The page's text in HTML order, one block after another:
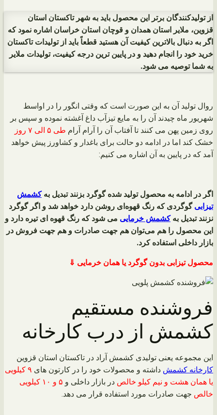
از تولیدکنندگان برتر این محصول باید به شهر تاکستان استان
قزوین، ملایر استان همدان و قوچان استان خراسان اشاره نمود که
اگر به دنبال بالاترین کیفیت آن هستید قطعاً باید از تولیدات تاکستان
خرید خود را انجام دهید و در پایین ترین درجه کیفیت، تولیدات ملایر
به شما توصیه می شود.
روال تولید آن به این صورت است که وقتی انگور را در اواسط
شهریور ماه چیدند آن را به مایع تیزآب داغ آغشته نموده و سپس بر
روی زمین پهن می کنند تا آفتاب آن را آرام آرام طی ۵ الی ۷ روز
خشک کند اما در ادامه دو حالت برای باغدار و کشاورز پیش خواهد
آمد که در پایین به آن اشاره می کنیم:
اگر در ادامه به محصول تولید شده گوگرد بزنند تبدیل بهکشمش
تیزابی گوگردی که رنگ قهوه‌ای روشن دارد خواهد شد و اگر گوگرد
نزنند تبدیل بهکشمش خرمایی می شود که رنگ قهوه ای تیره دارد و
این محصول را هم می‌توان هم جهت صادرات و هم جهت فروش در
بازار داخلی استفاده کرد.
محصول تیزابی بدون گوگرد یا همان خرمایی ⇓
فروشنده مستقیم
کشمش از درب کارخانه
این مجموعه یعنی تولیدی کشمش آراد در تاکستان استان قزوین
کارخانه کشمش داشته و محصولات خود را در کارتون های
۹ کیلویی
یا همان هشت و نیم کیلو خالص در بازار داخلی و
۵ و ۱۰ کیلویی
خالص جهت صادرات مورد استفاده قرار می‌ دهد.